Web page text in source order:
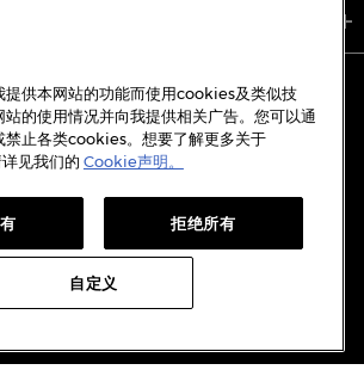
号-7
WEIBO
提供本网站的功能而使用cookies及类似技
的使用情况并向我提供相关广告。您可以通
禁止各类cookies。想要了解更多关于
见我们的 Cookie声明。
拒绝所有
自定义